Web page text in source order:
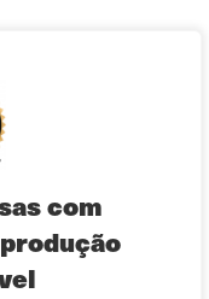
com